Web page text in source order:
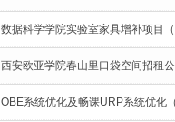
数据科学学院实验室家具增补项目
西安欧亚学院春山里口袋空间招租
OBE系统优化及畅课URP系统优化